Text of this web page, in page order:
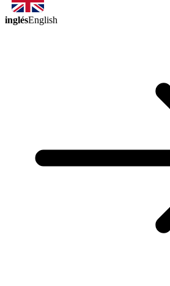
inglésEnglish